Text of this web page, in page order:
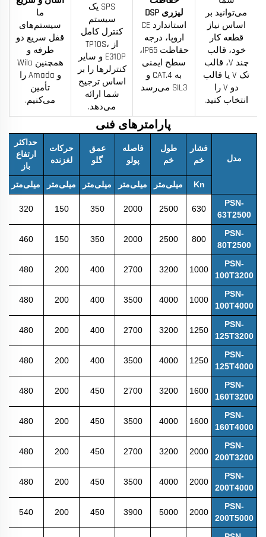
می‌توانید بر
اساس نیاز
قطعه کار
خود، قالب
چند V، قالب
تک V یا قالب
دو V را
انتخاب کنید.
لیزری DSP
استاندارد CE
اروپا، درجه
حفاظت IP65،
سطح ایمنی
به CAT.4 و
SIL3 می‌رسد
SPS یک
سیستم
کنترل کامل
از TP10S،
E310P و سایر
کنترلرها را بر
اساس ترجیح
شما ارائه
می‌دهد.
ما
سیستم‌های
قفل سریع دو
طرفه و
همچنین Wila
و Amada را
تأمین
می‌کنیم.
پارامترهای فنی
مدل
فشار
خم
طول
خم
فاصله
پولو
عمق
گلو
حرکات
لغزنده
حداکثر
ارتفاع
باز
Kn میلی‌متر میلی‌متر میلی‌متر میلی‌متر میلی‌متر
PSN-
63T2500
630
2500
2000
350
150
320
PSN-
80T2500
800
2500
2000
350
150
460
PSN-
100T3200
1000
3200
2700
400
200
480
PSN-
100T4000
1000
4000
3500
400
200
480
PSN-
125T3200
1250
3200
2700
400
200
480
PSN-
125T4000
1250
4000
3500
400
200
480
PSN-
160T3200
1600
3200
2700
450
200
480
PSN-
160T4000
1600
4000
3500
450
200
480
PSN-
200T3200
2000
3200
2700
450
200
480
PSN-
200T4000
2000
4000
3500
450
200
480
PSN-
200T5000
2000
5000
3900
450
200
540